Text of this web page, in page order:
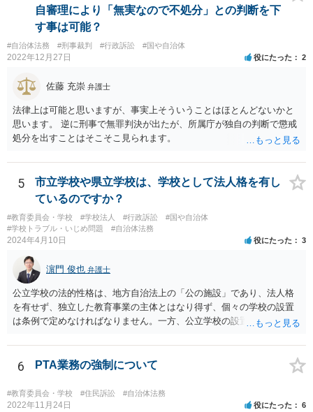
自審理により「無実なので不処分」との判断を下
す事は可能？
#自治体法務 #刑事裁判 #行政訴訟 #国や自治体
2022年12月27日 役にたった 2
佐藤 充崇 弁護士
法律上は可能と思いますが、事実上そういうことはほとんどないかと
思います。 逆に刑事で無罪判決が出たが、所属庁が独自の判断で懲戒
処分を出すことはそこそこ見られます。
5
市立学校や県立学校は、学校として法人格を有し
ているのですか？
#教育委員会・学校 #学校法人 #行政訴訟
#国や自治体
#学校トラブル・いじめ問題
#自治体法務
2024年4月10日 役にたった 3
濵門 俊也 弁護士
公立学校の法的性格は、地方自治法上の「公の施設」であり、法人格
を有せず、独立した教育事業の主体とはなり得ず、個々の学校の設置
は条例で定めなければなりません。一方、公立学校の設置者である地
利義務の主体となる法人格を有し、教育事業の主体となっています。
ちなみに、公立学校は教育行政組織上の取扱いとしては「教育機関」
であり、校舎・校地等は地方自治法上「行政財産」とされています。
6 PTA業務の強制について
#教育委員会・学校 #住民訴訟 #自治体法務
2022年11月24日 役にたった 6